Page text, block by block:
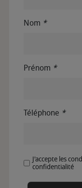
Nom *
Prénom *
Téléphone *
J'accepte les
confidentialité